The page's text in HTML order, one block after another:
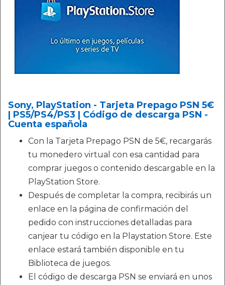
Sony, PlayStation - Tarjeta Prepago PSN 5€
| PS5/PS4/PS3 | Código de descarga PSN -
Cuenta española
Con la Tarjeta Prepago PSN de 5€, recargarás
tu monedero virtual con esa cantidad para
comprar juegos o contenido descargable en la
PlayStation Store.
Después de completar la compra, recibirás un
enlace en la página de confirmación del
pedido con instrucciones detalladas para
canjear tu código en la Playstation Store. Este
enlace estará también disponible en tu
Biblioteca de juegos.
El código de descarga PSN se enviará en unos